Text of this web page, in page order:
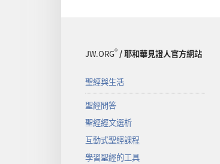
JW.ORG®/ 耶和華見證人官方網站
聖經與生活
聖經問答
聖經經文選析
互動式聖經課程
學習聖經的工具